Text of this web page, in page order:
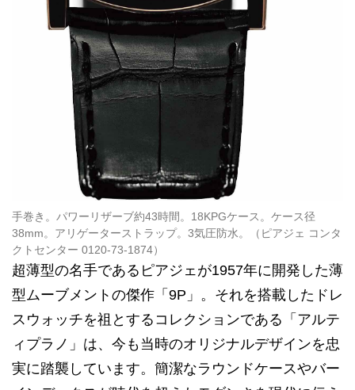
手巻き。パワーリザーブ約43時間。18KPGケース。ケース径
38mm。アリゲーターストラップ。3気圧防水。（ピアジェ コンタ
クトセンター 0120-73-1874）
超薄型の名手であるピアジェが1957年に開発した薄
型ムーブメントの傑作「9P」。それを搭載したドレ
スウォッチを祖とするコレクションである「アルテ
ィプラノ」は、今も当時のオリジナルデザインを忠
実に踏襲しています。簡潔なラウンドケースやバー